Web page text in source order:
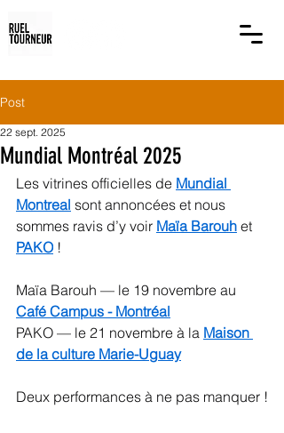
Post
Mundial Montréal 2025
22 sept. 2025
Les vitrines officielles de Mundial
Montreal sont annoncées et nous
sommes ravis d’y voir Maïa Barouh et
PAKO !
Maïa Barouh — le 19 novembre au
Café Campus - Montréal
PAKO — le 21 novembre à la Maison
de la culture Marie-Uguay
Deux performances à ne pas manquer !